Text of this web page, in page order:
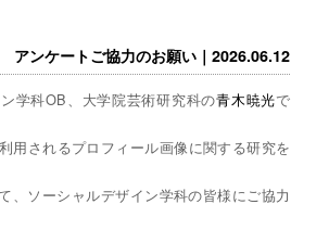
アンケートご協力のお願い｜2026.06.12
学科OB、大学院芸術研究科の青木暁光で
用されるプロフィール画像に関する研究を
、ソーシャルデザイン学科の皆様にご協力